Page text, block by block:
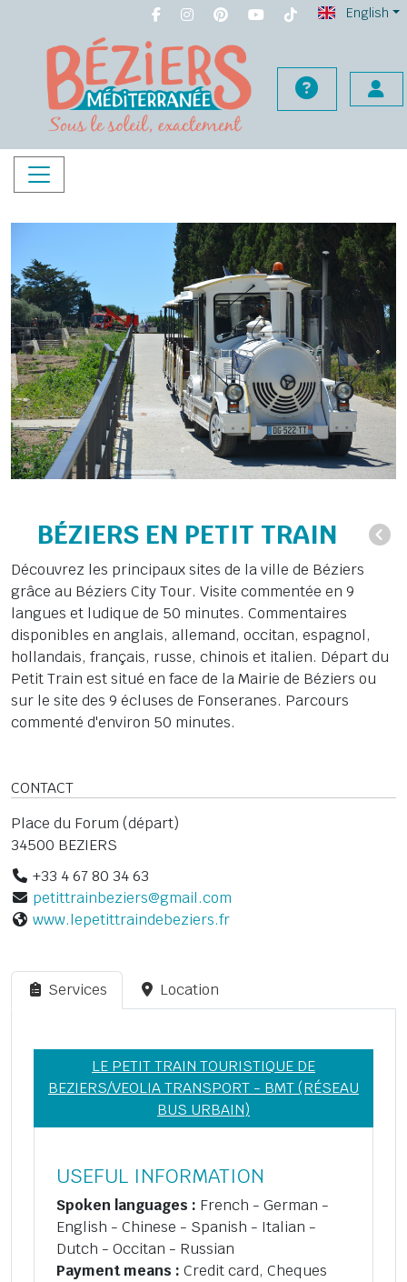
English
BÉZIERS EN PETIT TRAIN
Découvrez les principaux sites de la ville de Béziers
grâce au Béziers City Tour. Visite commentée en 9
langues et ludique de 50 minutes. Commentaires
disponibles en anglais, allemand, occitan, espagnol,
hollandais, français, russe, chinois et italien. Départ du
Petit Train est situé en face de la Mairie de Béziers ou
sur le site des 9 écluses de Fonseranes. Parcours
commenté d'environ 50 minutes.
CONTACT
Place du Forum (départ)
34500 BEZIERS
+33 4 67 80 34 63
petittrainbeziers@gmail.com
www.lepetittraindebeziers.fr
Services Location
LE PETIT TRAIN TOURISTIQUE DE
BEZIERS/VEOLIA TRANSPORT - BMT (RÉSEAU
BUS URBAIN)
USEFUL INFORMATION
Spoken languages : French - German -
English - Chinese - Spanish - Italian -
Dutch - Occitan - Russian
Payment means : Credit card, Cheques